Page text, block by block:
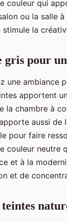
couleur qui
ou la salle
la
gris pour
une ambiance
apportent
la chambre à
aussi de
pour faire
couleur
et à la
et de